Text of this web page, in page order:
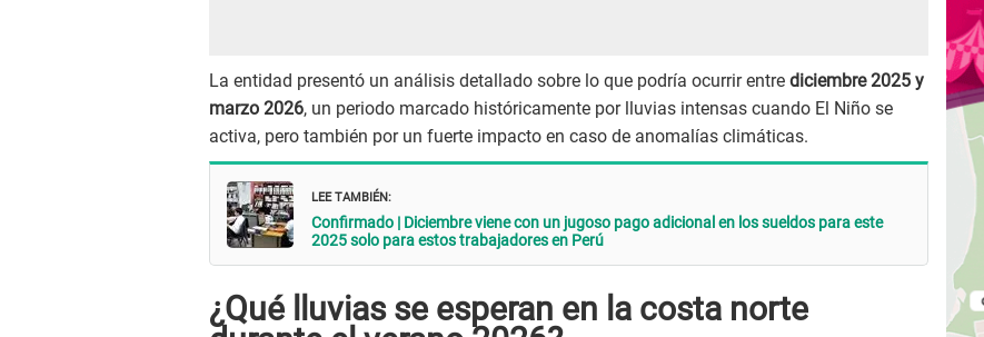
La entidad presentó un análisis detallado sobre lo que podría ocurrir entre diciembre 2025 y
marzo 2026, un periodo marcado históricamente por lluvias intensas cuando El Niño se
activa, pero también por un fuerte impacto en caso de anomalías climáticas.
LEE TAMBIÉN:
Confirmado | Diciembre viene con un jugoso pago adicional en los sueldos para este
2025 solo para estos trabajadores en Perú
¿Qué lluvias se esperan en la costa norte